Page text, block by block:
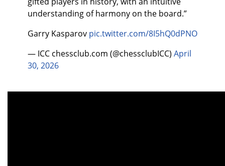
understanding of harmony on the board.”
Garry Kasparov pic.twitter.com/8I5hQ0dPNO
— ICC chessclub.com (@chessclubICC) April
30, 2026